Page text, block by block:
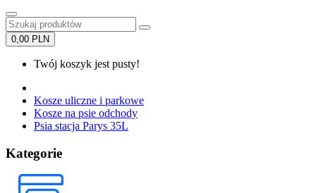
0,00 PLN
Twój koszyk jest pusty!
Kosze uliczne i parkowe
Kosze na psie odchody
Psia stacja Parys 35L
Kategorie